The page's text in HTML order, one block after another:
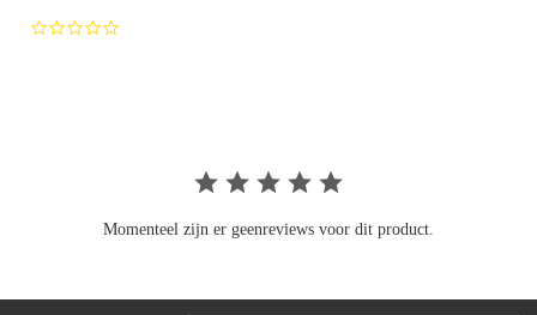
Momenteel zijn er geenreviews voor dit product.